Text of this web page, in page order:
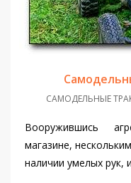
САМОДЕЛЬНЫЕ
Вооружившись
магазине,
наличии умелых рук,